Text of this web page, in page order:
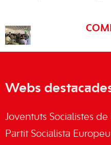
Webs
Joventuts Socialistes
Partit Socialista Europeu